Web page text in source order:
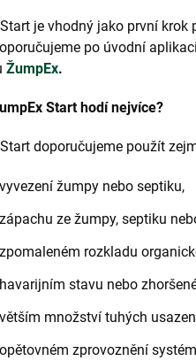
je vhodný jako první krok
po úvodní
ŽumpEx.
Start hodí nejvíce?
doporučujeme použít
žumpy nebo septiku,
ze žumpy, septiku
rozkladu
stavu nebo
množství tuhých
zprovoznění